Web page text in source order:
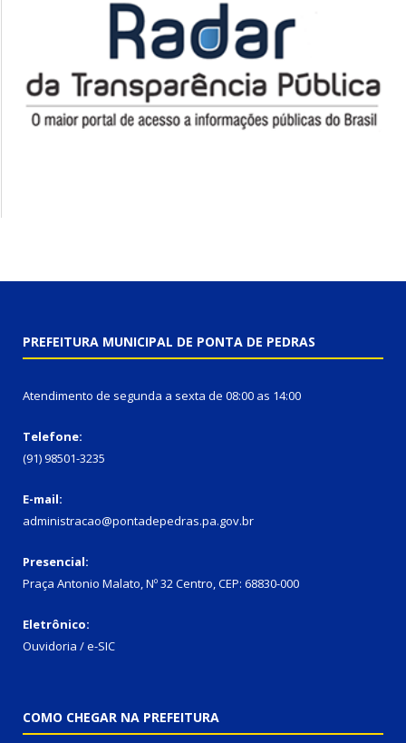
PREFEITURA MUNICIPAL DE PONTA DE PEDRAS
Atendimento de segunda a sexta de 08:00 as 14:00
Telefone:
(91) 98501-3235
E-mail:
administracao@pontadepedras.pa.gov.br
Presencial:
Praça Antonio Malato, Nº 32 Centro, CEP: 68830-000
Eletrônico:
Ouvidoria / e-SIC
COMO CHEGAR NA PREFEITURA